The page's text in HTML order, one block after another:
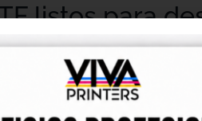
listos para
DTF
, creados para talleres de
rápida y sencilla.
digitales preparados